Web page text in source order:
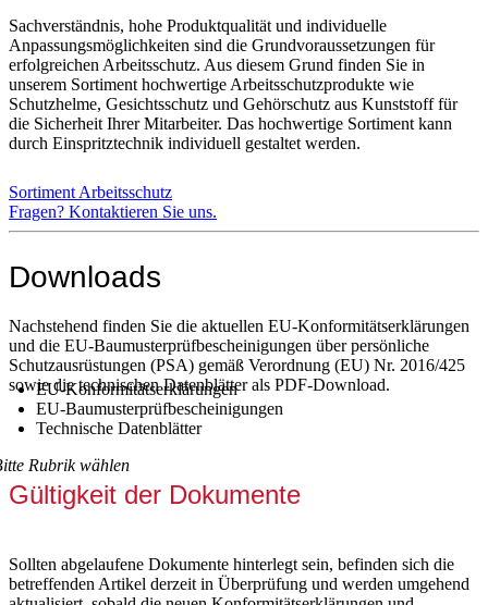
Sachverständnis, hohe Produktqualität und individuelle
Anpassungsmöglichkeiten sind die Grundvoraussetzungen für
erfolgreichen Arbeitsschutz. Aus diesem Grund finden Sie in
unserem Sortiment hochwertige Arbeitsschutzprodukte wie
Schutzhelme, Gesichtsschutz und Gehörschutz aus Kunststoff für
die Sicherheit Ihrer Mitarbeiter. Das hochwertige Sortiment kann
durch Einspritztechnik individuell gestaltet werden.
Sortiment Arbeitsschutz
Fragen? Kontaktieren Sie uns.
Downloads
Nachstehend finden Sie die aktuellen EU-Konformitätserklärungen
und die EU-Baumusterprüfbescheinigungen über persönliche
Schutzausrüstungen (PSA) gemäß Verordnung (EU) Nr. 2016/425
sowie die technischen Datenblätter als PDF-Download.
EU-Konformitätserklärungen
EU-Baumusterprüfbescheinigungen
Technische Datenblätter
Rubrik wählen
Gültigkeit der Dokumente
Sollten abgelaufene Dokumente hinterlegt sein, befinden sich die
betreffenden Artikel derzeit in Überprüfung und werden umgehend